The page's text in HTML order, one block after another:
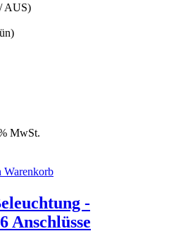
AUS)
MwSt.
Warenkorb
-
Anschlüsse